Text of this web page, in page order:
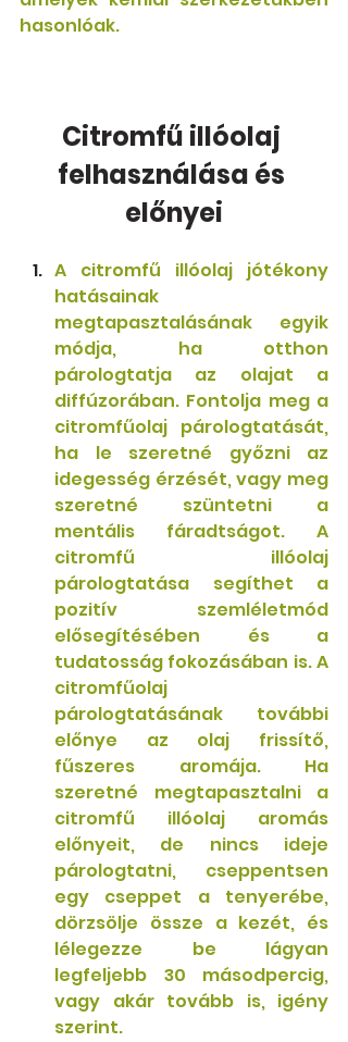
hasonlóak.
Citromfű illóolaj
felhasználása és
előnyei
A citromfű illóolaj jótékony
hatásainak
megtapasztalásának egyik
módja, ha otthon
párologtatja az olajat a
diffúzorában. Fontolja meg a
citromfűolaj párologtatását,
ha le szeretné győzni az
idegesség érzését, vagy meg
szeretné szüntetni a
mentális fáradtságot. A
citromfű illóolaj
párologtatása segíthet a
pozitív szemléletmód
elősegítésében és a
tudatosság fokozásában is. A
citromfűolaj
párologtatásának további
előnye az olaj frissítő,
fűszeres aromája. Ha
szeretné megtapasztalni a
citromfű illóolaj aromás
előnyeit, de nincs ideje
párologtatni, cseppentsen
egy cseppet a tenyerébe,
dörzsölje össze a kezét, és
lélegezze be lágyan
legfeljebb 30 másodpercig,
vagy akár tovább is, igény
szerint.